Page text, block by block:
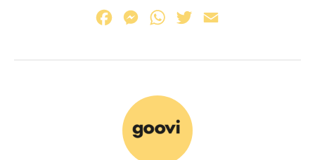
c
M
s
e
n
W
a
s
A
i
a